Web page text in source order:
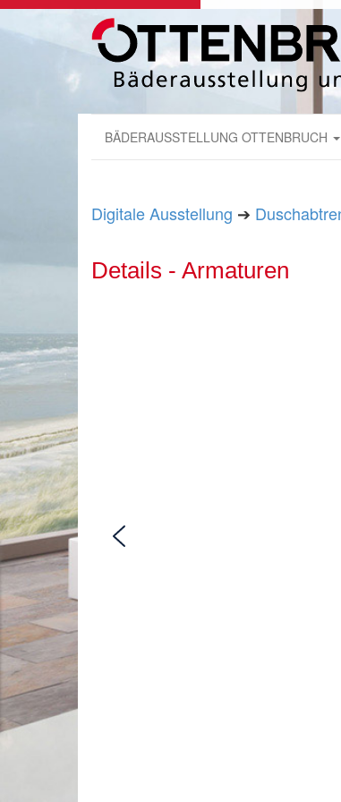
BÄDERAUSSTELLUNG OTTENBRUCH
Digitale Ausstellung ➔
Details - Armaturen